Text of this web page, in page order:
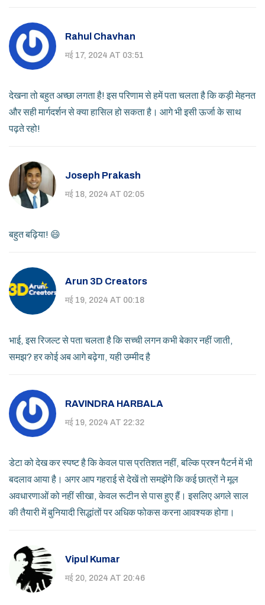
Rahul Chavhan
मई 17, 2024 AT 03:51
देखना तो बहुत अच्छा लगता है! इस परिणाम से हमें पता चलता है कि कड़ी मेहनत
और सही मार्गदर्शन से क्या हासिल हो सकता है। आगे भी इसी ऊर्जा के साथ
पढ़ते रहो!
Joseph Prakash
मई 18, 2024 AT 02:05
बहुत बढ़िया! 😄
Arun 3D Creators
मई 19, 2024 AT 00:18
भाई, इस रिजल्ट से पता चलता है कि सच्ची लगन कभी बेकार नहीं जाती,
समझ? हर कोई अब आगे बढ़ेगा, यही उम्मीद है
RAVINDRA HARBALA
मई 19, 2024 AT 22:32
डेटा को देख कर स्पष्ट है कि केवल पास प्रतिशत नहीं, बल्कि प्रश्न पैटर्न में भी
बदलाव आया है। अगर आप गहराई से देखें तो समझेंगे कि कई छात्रों ने मूल
अवधारणाओं को नहीं सीखा, केवल रूटीन से पास हुए हैं। इसलिए अगले साल
की तैयारी में बुनियादी सिद्धांतों पर अधिक फोकस करना आवश्यक होगा।
Vipul Kumar
मई 20, 2024 AT 20:46